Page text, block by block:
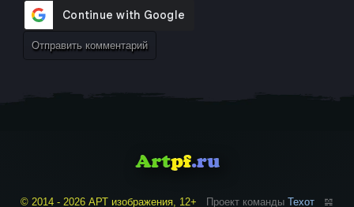
© 2014 - 2026 АРТ изображения, 12+ Проект команды Техот 𝌴